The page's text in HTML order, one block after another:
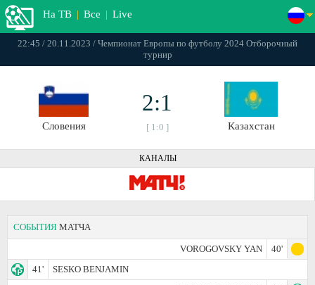
На ТВ | Все | Live
22:45 / 20.11.2023 / Чемпионат Европы по футболу 2024 Отборочный
турнир
Словения
2:1
[ 1:0 ] Казахстан
КАНАЛЫ
СОБЫТИЯ МАТЧА
VOROGOVSKY YAN
40'
41'
SESKO BENJAMIN